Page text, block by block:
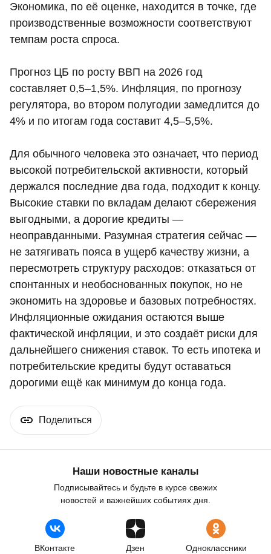
Экономика, по её оценке, находится в точке, где
производственные возможности соответствуют
темпам роста спроса.
Прогноз ЦБ по росту ВВП на 2026 год
составляет 0,5–1,5%. Инфляция, по прогнозу
регулятора, во втором полугодии замедлится до
4% и по итогам года составит 4,5–5,5%.
Для обычного человека это означает, что период
высокой потребительской активности, который
держался последние два года, подходит к концу.
Высокие ставки по вкладам делают сбережения
выгодными, а дорогие кредиты —
неоправданными. Разумная стратегия сейчас —
не затягивать пояса в ущерб качеству жизни, а
пересмотреть структуру расходов: отказаться от
спонтанных и необоснованных покупок, но не
экономить на здоровье и базовых потребностях.
Инфляционные ожидания остаются выше
фактической инфляции, и это создаёт риски для
дальнейшего снижения ставок. То есть ипотека и
потребительские кредиты будут оставаться
дорогими ещё как минимум до конца года.
Поделиться
Наши новостные каналы
Подписывайтесь и будьте в курсе свежих
новостей и важнейших событиях дня.
ВКонтакте Дзен Одноклассники